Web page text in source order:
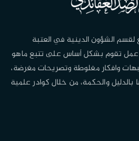
لقسم الشؤون الدينية في العتبة
عمل تقوم بشكل أساس على تتبع ماهو
وافكار مغلوطة وتصريحات مغرضة،
والحكمة، من خلال كوادر علمية